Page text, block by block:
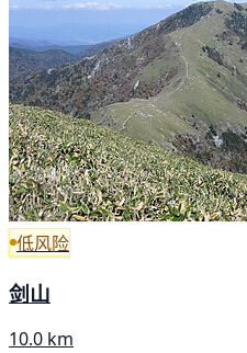
低风险
剑山
10.0 km